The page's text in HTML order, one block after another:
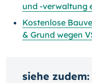
und -verwaltung
Kostenlose
& Grund wegen
siehe zudem: